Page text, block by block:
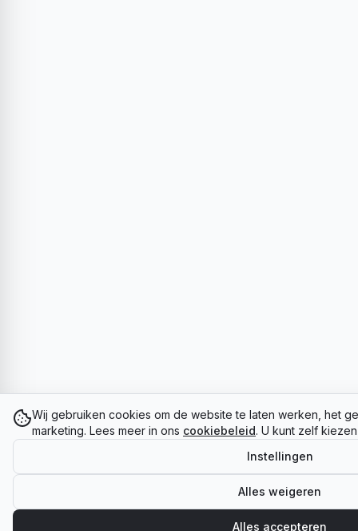
Wij gebruiken cookies om de website te laten werken, het
marketing. Lees meer in ons cookiebeleid. U kunt zelf
Instellingen
Alles weigeren
Alles accepteren